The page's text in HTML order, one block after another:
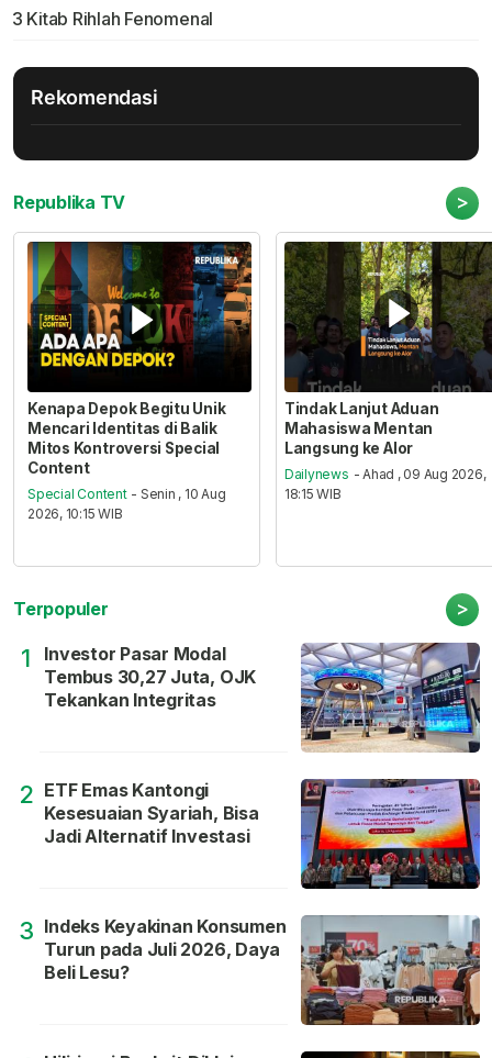
3 Kitab Rihlah Fenomenal
Rekomendasi
Republika TV >
Kenapa Depok Begitu Unik
Mencari Identitas di Balik
Mitos Kontroversi Special
Content
Special Content - Senin , 10 Aug
2026, 10:15 WIB
Tindak Lanjut Aduan
Mahasiswa Mentan
Langsung ke Alor
Dailynews - Ahad , 09 Aug 2026,
18:15 WIB
Terpopuler >
1
Investor Pasar Modal
Tembus 30,27 Juta, OJK
Tekankan Integritas
2 ETF Emas Kantongi
Kesesuaian Syariah, Bisa
Jadi Alternatif Investasi
3 Indeks Keyakinan Konsumen
Turun pada Juli 2026, Daya
Beli Lesu?